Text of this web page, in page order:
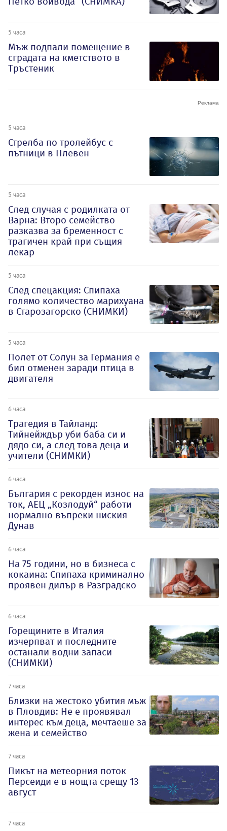
5 часа
Мъж подпали помещение в
сградата на кметството в
Тръстеник
5 часа
Стрелба по тролейбус с
пътници в Плевен
5 часа
След случая с родилката от
Варна: Второ семейство
разказва за бременност с
трагичен край при същия
лекар
5 часа
След спецакция: Спипаха
голямо количество марихуана
в Старозагорско (СНИМКИ)
5 часа
Полет от Солун за Германия е
бил отменен заради птица в
двигателя
6 часа
Трагедия в Тайланд:
Тийнейждър уби баба си и
дядо си, а след това деца и
учители (СНИМКИ)
6 часа
България с рекорден износ на
ток, АЕЦ „Козлодуй“ работи
нормално въпреки ниския
Дунав
6 часа
На 75 години, но в бизнеса с
кокаина: Спипаха криминално
проявен дилър в Разградско
6 часа
Горещините в Италия
изчерпват и последните
останали водни запаси
(СНИМКИ)
7 часа
Близки на жестоко убития мъж
в Пловдив: Не е проявявал
интерес към деца, мечтаеше за
жена и семейство
7 часа
Пикът на метеорния поток
Персеиди е в нощта срещу 13
август
7 часа